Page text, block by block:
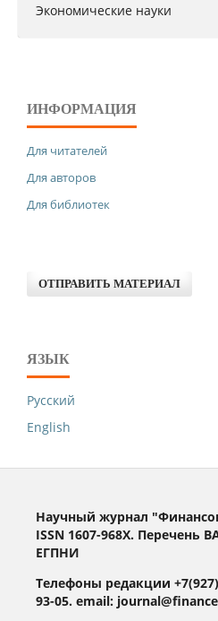
Экономические науки
ИНФОРМАЦИЯ
Для читателей
Для авторов
Для библиотек
ОТПРАВИТЬ МАТЕРИАЛ
ЯЗЫК
Русский
English
Научный журнал
ISSN 1607-968X. Перечень
ЕГПНИ
Телефоны редакции
93-05. email: